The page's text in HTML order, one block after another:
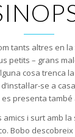
tants altres en
petits – grans
cosa trenca
se a
presenta també
i surt amb la
Bobo